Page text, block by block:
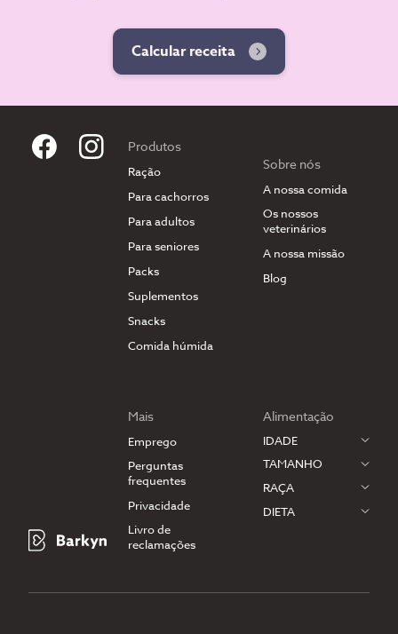
Calcular receita
Produtos
Ração
Para cachorros
Para adultos
Para seniores
Packs
Suplementos
Snacks
Comida húmida
Sobre nós
A nossa comida
Os nossos
veterinários
A nossa missão
Blog
Mais
Emprego
Perguntas
frequentes
Privacidade
Livro de
reclamações
Alimentação
IDADE
TAMANHO
RAÇA
DIETA